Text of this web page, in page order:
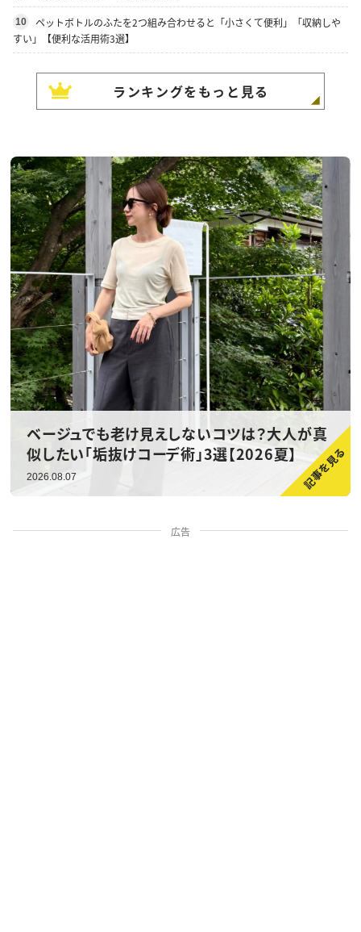
10
ペットボトルのふたを2つ組み合わせると「小さくて便利」「収納しや
すい」【便利な活用術3選】
ランキングをもっと見る
ベージュでも老け見えしないコツは？大人が真
似したい「垢抜けコーデ術」3選【2026夏】
2026.08.07
広告